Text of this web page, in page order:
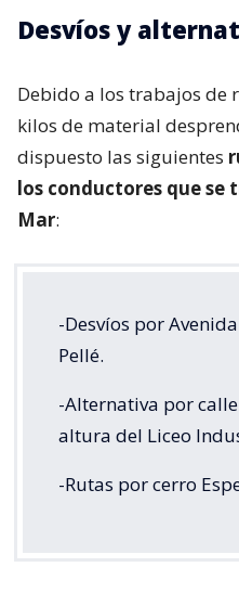
Desvíos y
Debido a los trabajos de
kilos de material
dispuesto las siguientes
los conductores que se
Mar:
-Desvíos por
Pellé.
-Alternativa por
altura del Liceo
-Rutas por cerro